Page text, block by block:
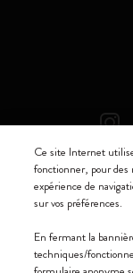
Moleskine ® est une
Italia - P. IVA /
Soc. €2.181.513,42
Ce site Internet
fonctionner, pour des
expérience de
sur vos préférences.
En fermant la
techniques/